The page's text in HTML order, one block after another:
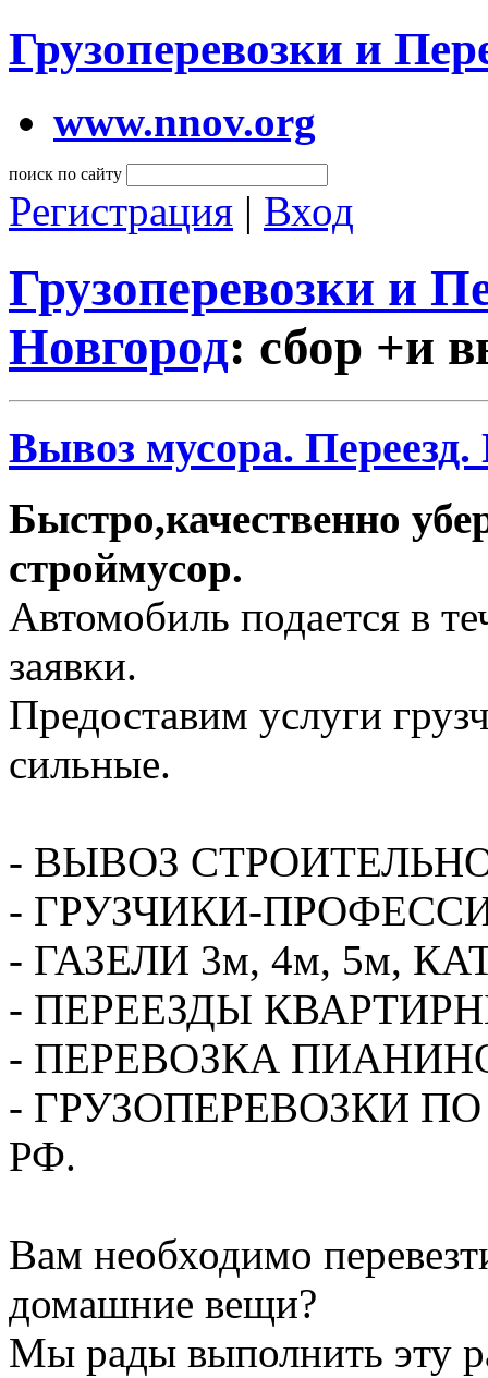
Грузоперевозки и
www.nnov.org
поиск по сайту
Регистрация | Вход
Грузоперевозки и
Новгород: сбор +и
Вывоз мусора.
Быстро,качественно
строймусор.
Автомобиль подается в
заявки.
Предоставим услуги
сильные.
- ВЫВОЗ
- ГРУЗЧИКИ-
- ГАЗЕЛИ 3м, 4м, 5м,
- ПЕРЕЕЗДЫ
- ПЕРЕВОЗКА
- ГРУЗОПЕРЕВОЗКИ
РФ.
Вам необходимо
домашние вещи?
Мы рады выполнить эту